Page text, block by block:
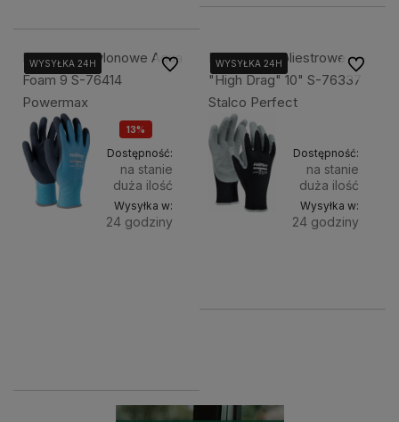
Rękawice Nylonowe Aqua
Foam 9 S-76414
Powermax
13%
OKAZJA
WYSYŁKA 24H
WYSYŁKA 24H
WYSYŁKA 24H
Dostępność:
na stanie
duża ilość
Wysyłka w:
24 godziny
Do ulubionychRękawice Poliestrowe
"High Drag" 10" S-76337
Stalco Perfect
WYSYŁKA 24H
WYSYŁKA 24H
WYSYŁKA 24H
Dostępność:
na stanie
duża ilość
Wysyłka w:
24 godziny
Do